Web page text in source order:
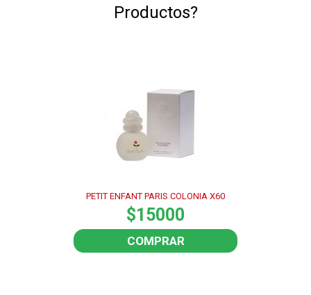
Productos?
PETIT ENFANT PARIS COLONIA X60
$15000
COMPRAR